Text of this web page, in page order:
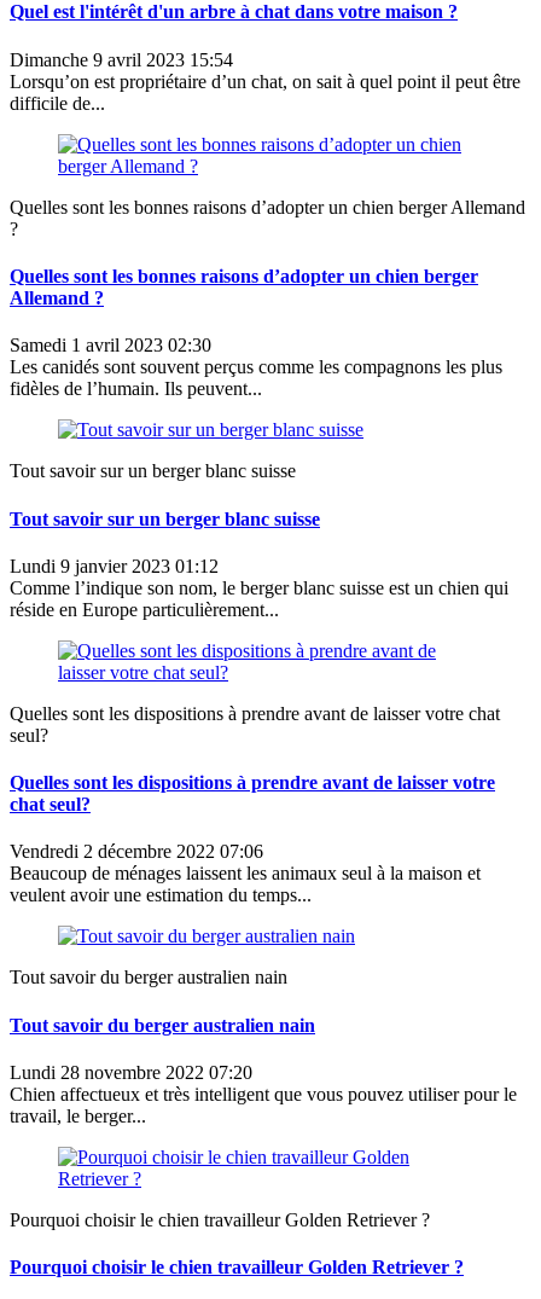
Quel est l'intérêt d'un arbre à chat dans votre maison ?
Dimanche 9 avril 2023 15:54
Lorsqu’on est propriétaire d’un chat, on sait à quel point il peut être
difficile de...
Quelles sont les bonnes raisons d’adopter un chien berger Allemand
?
Quelles sont les bonnes raisons d’adopter un chien berger
Allemand ?
Samedi 1 avril 2023 02:30
Les canidés sont souvent perçus comme les compagnons les plus
fidèles de l’humain. Ils peuvent...
Tout savoir sur un berger blanc suisse
Tout savoir sur un berger blanc suisse
Lundi 9 janvier 2023 01:12
Comme l’indique son nom, le berger blanc suisse est un chien qui
réside en Europe particulièrement...
Quelles sont les dispositions à prendre avant de laisser votre chat
seul?
Quelles sont les dispositions à prendre avant de laisser votre
chat seul?
Vendredi 2 décembre 2022 07:06
Beaucoup de ménages laissent les animaux seul à la maison et
veulent avoir une estimation du temps...
Tout savoir du berger australien nain
Tout savoir du berger australien nain
Lundi 28 novembre 2022 07:20
Chien affectueux et très intelligent que vous pouvez utiliser pour le
travail, le berger...
Pourquoi choisir le chien travailleur Golden Retriever ?
Pourquoi choisir le chien travailleur Golden Retriever ?